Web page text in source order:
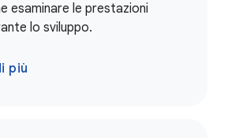
esaminare le prestazioni
lo sviluppo.
più